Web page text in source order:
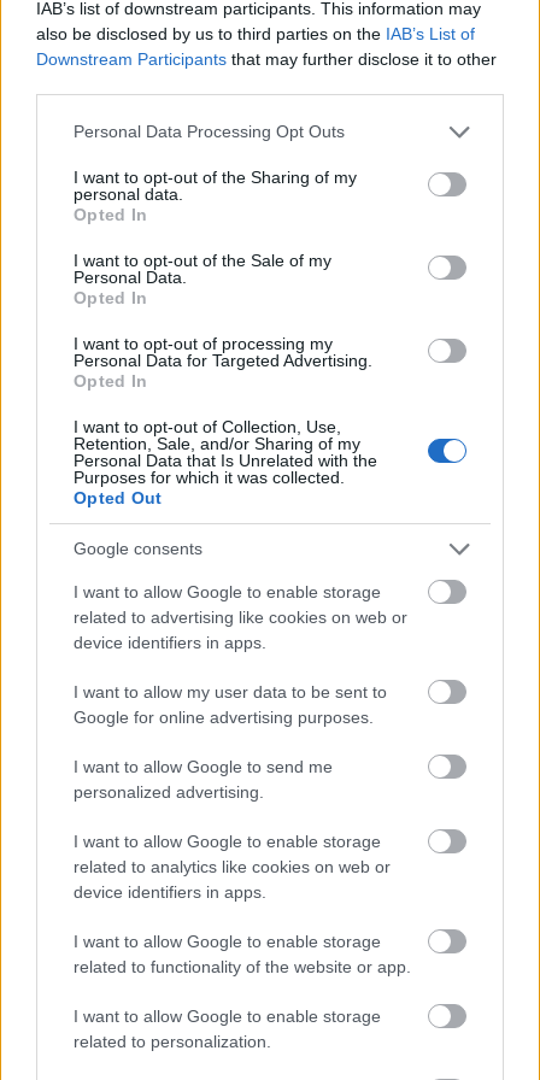
IAB’s list of downstream participants. This information may
also be disclosed by us to third parties on the IAB’s List of
Downstream Participants that may further disclose it to other
Please note that this website/app uses one or more Google
not limited to your visit or usage behaviour. You may click to
grant or deny consent to Google and its third-party tags to
use your data for below specified purposes in below Google
consent section.
Personal Data Processing Opt Outs
I want to opt-out of the Sharing of my
personal data.
Opted In
I want to opt-out of the Sale of my
Personal Data.
Opted In
I want to opt-out of processing my
Personal Data for Targeted Advertising.
Opted In
I want to opt-out of Collection, Use,
Retention, Sale, and/or Sharing of my
Personal Data that Is Unrelated with the
Purposes for which it was collected.
Opted Out
Google consents
I want to allow Google to enable storage
related to advertising like cookies on web or
device identifiers in apps.
I want to allow my user data to be sent to
Google for online advertising purposes.
I want to allow Google to send me
personalized advertising.
I want to allow Google to enable storage
related to analytics like cookies on web or
device identifiers in apps.
I want to allow Google to enable storage
related to functionality of the website or app.
I want to allow Google to enable storage
related to personalization.
JunkieeeBoy
7 éve
vagymilyen noname hűtő... kicsivel többért vehettél
JunkieeeBoy
7 éve
Revolut (ezek még fizikai kártyát is adnak), de van
csomó Virtuális bankkártyás szolgáltató... (bár én
aliexpress-re)
JunkieeeBoy
7 éve
@Etniez: Emlékszem pár éve vettem 30k-ért
"márkásat" és szar volt... Kb. első eső után szétmálott
vagy valami komolyabb baja volt (rendes
A 3k-s kínai tornacipő tovább élt!
Bár magam ellen beszélek, mert pont most vettem
20k-ért Adidast... de na, legtöbbször nem ér annyit a
márka! Most legyen futócipő - utcaicipő - túracipő,
Na hogy érzi ez a Wágner magát?
7 éve
Mondjuk egy 20 ezres Adidas a legalja árkategória,
gondolom, ennek megfelelő minőséggel.